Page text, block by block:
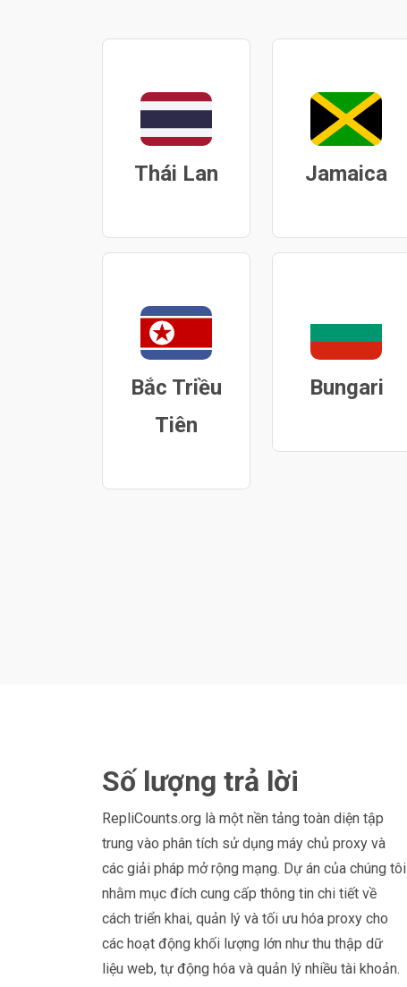
Thái Lan Jamaica
Bắc Triều
Tiên
Bungari
Số lượng trả lời
RepliCounts.org là một nền tảng toàn diện tập
trung vào phân tích sử dụng máy chủ proxy và
các giải pháp mở rộng mạng. Dự án của chúng tôi
nhằm mục đích cung cấp thông tin chi tiết về
cách triển khai, quản lý và tối ưu hóa proxy cho
các hoạt động khối lượng lớn như thu thập dữ
liệu web, tự động hóa và quản lý nhiều tài khoản.